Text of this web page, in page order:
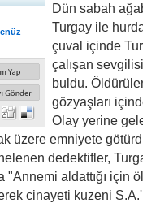
Dün sabah
Turgay ile
çuval içinde
çalışan
buldu.
gözyaşları
Olay yerine
üzere emniyete
dedektifler,
"Annemi aldattığı için
cinayeti kuzeni